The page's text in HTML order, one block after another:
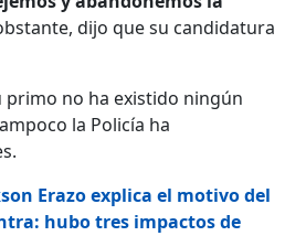
dijo que su candidatura
primo no ha existido ningún
la Policía ha
Erazo explica el motivo del
hubo tres impactos de